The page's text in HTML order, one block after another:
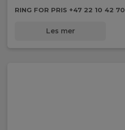
RING FOR PRIS +47 22 10 42 70
Les mer